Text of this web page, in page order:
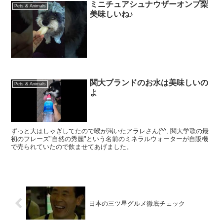
Pets & Animals
ミニチュアシュナウザーオンプ梨
美味しいね♪
Pets & Animals
関大ブランドのお水は美味しいの
よ
ずっと大はしゃぎしてたので喉が渇いたアラレさん(^^; 関大学歌の最
初のフレーズ"自然の秀麗"という名前のミネラルウォーターが自販機
で売られていたので飲ませてあげました。
日本の三ツ星グルメ徹底チェック